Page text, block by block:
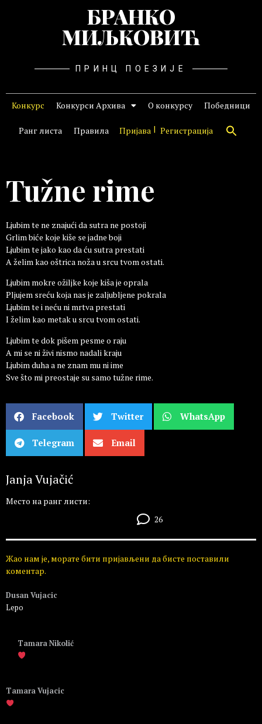
БРАНКО
МИЉКОВИЋ
ПРИНЦ ПОЕЗИЈЕ
Конкурс Конкурси Архива О конкурсу Победници
Ранг листа Правила Пријава Регистрација
Tužne rime
Ljubim te ne znajući da sutra ne postoji
Grlim biće koje kiše se jadne boji
Ljubim te jako kao da ću sutra prestati
A želim kao oštrica noža u srcu tvom ostati.
Ljubim mokre ožiljke koje kiša je oprala
Pljujem sreću koja nas je zaljubljene pokrala
Ljubim te i neću ni mrtva prestati
I želim kao metak u srcu tvom ostati.
Ljubim te dok pišem pesme o raju
A mi se ni živi nismo nadali kraju
Ljubim duha a ne znam mu ni ime
Sve što mi preostaje su samo tužne rime.
Facebook Twitter WhatsApp
Telegram Email
Janja Vujačić
Место на ранг листи:
26
Жао нам је, морате бити пријављени да бисте поставили
коментар.
Dusan Vujacic
Lepo
Tamara Nikolić
Tamara Vujacic